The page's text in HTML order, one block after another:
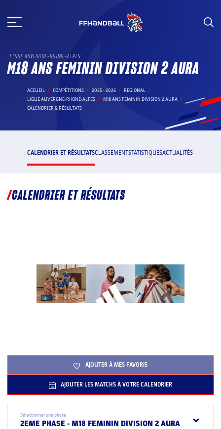
au
LIGUE AUVERGNE-RHONE-ALPES
M18 ANS FEMININ DIVISION 2 AURA
ACCUEIL COMPÉTITIONS 2025 - 2026
REGIONAL
LIGUE AUVERGNE-RHONE-ALPES
M18 ANS FEMININ DIVISION 2 AURA
CALENDRIER & RÉSULTATS
CALENDRIER ET RÉSULTATSCLASSEMENTSTATISTIQUESACTUALITÉS
CALENDRIER ET RÉSULTATS
AJOUTER À MES FAVORIS
AJOUTER LES MATCHS À VOTRE CALENDRIER
Sélectionner une phase
2EME PHASE - M18 FEMININ DIVISION 2 AURA